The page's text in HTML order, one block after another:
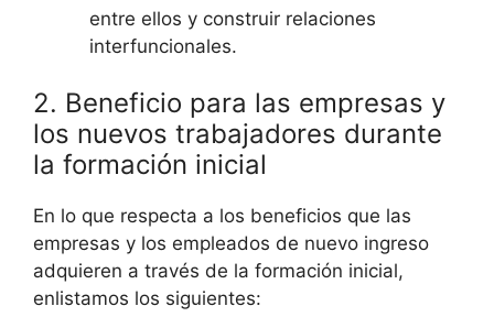
entre ellos y construir relaciones
interfuncionales.
2. Beneficio para las empresas y
los nuevos trabajadores durante
la formación inicial
En lo que respecta a los beneficios que las
empresas y los empleados de nuevo ingreso
adquieren a través de la formación inicial,
enlistamos los siguientes: